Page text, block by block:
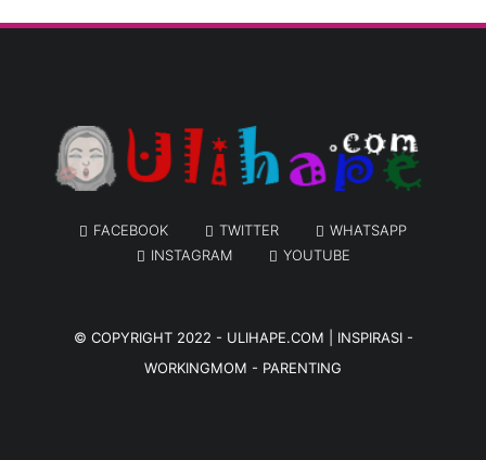
FACEBOOK TWITTER
WHATSAPP
INSTAGRAM
YOUTUBE
© COPYRIGHT 2022 - ULIHAPE.COM | INSPIRASI -
WORKINGMOM - PARENTING